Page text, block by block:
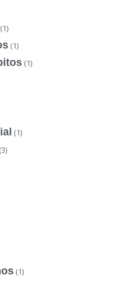
(1)
(1)
(1)
(1)
(3)
(1)